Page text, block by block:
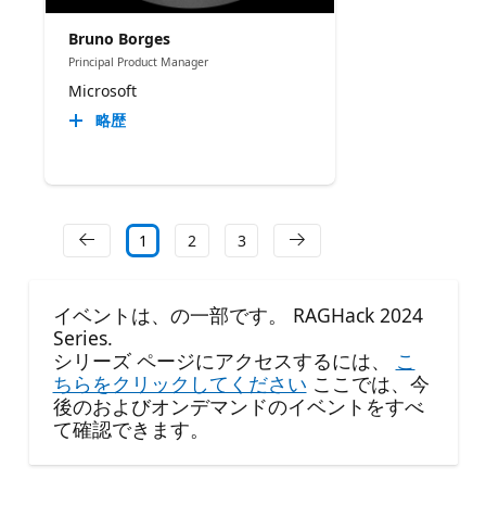
Bruno Borges
Principal Product Manager
Microsoft
略歴
1 2 3
イベントは、の一部です。 RAGHack 2024
Series.
シリーズ ページにアクセスするには、
こ
ちらをクリックしてください ここでは、今
後のおよびオンデマンドのイベントをすべ
て確認できます。